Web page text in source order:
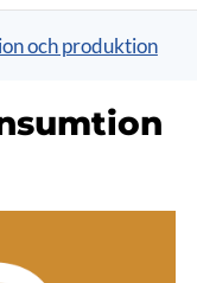
och produktion